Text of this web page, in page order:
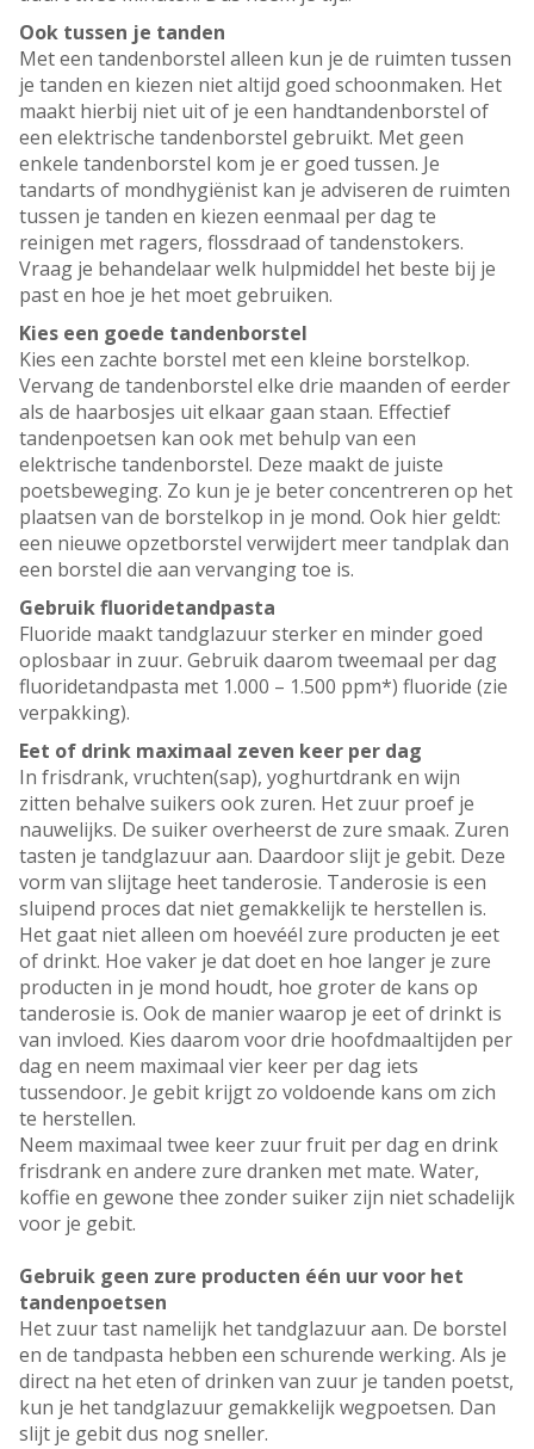
Ook tussen je tanden
Met een tandenborstel alleen kun je de ruimten tussen
je tanden en kiezen niet altijd goed schoonmaken. Het
maakt hierbij niet uit of je een handtandenborstel of
een elektrische tandenborstel gebruikt. Met geen
enkele tandenborstel kom je er goed tussen. Je
tandarts of mondhygiënist kan je adviseren de ruimten
tussen je tanden en kiezen eenmaal per dag te
reinigen met ragers, flossdraad of tandenstokers.
Vraag je behandelaar welk hulpmiddel het beste bij je
past en hoe je het moet gebruiken.
Kies een goede tandenborstel
Kies een zachte borstel met een kleine borstelkop.
Vervang de tandenborstel elke drie maanden of eerder
als de haarbosjes uit elkaar gaan staan. Effectief
tandenpoetsen kan ook met behulp van een
elektrische tandenborstel. Deze maakt de juiste
poetsbeweging. Zo kun je je beter concentreren op het
plaatsen van de borstelkop in je mond. Ook hier geldt:
een nieuwe opzetborstel verwijdert meer tandplak dan
een borstel die aan vervanging toe is.
Gebruik fluoridetandpasta
Fluoride maakt tandglazuur sterker en minder goed
oplosbaar in zuur. Gebruik daarom tweemaal per dag
fluoridetandpasta met 1.000 – 1.500 ppm*) fluoride (zie
verpakking).
Eet of drink maximaal zeven keer per dag
In frisdrank, vruchten(sap), yoghurtdrank en wijn
zitten behalve suikers ook zuren. Het zuur proef je
nauwelijks. De suiker overheerst de zure smaak. Zuren
tasten je tandglazuur aan. Daardoor slijt je gebit. Deze
vorm van slijtage heet tanderosie. Tanderosie is een
sluipend proces dat niet gemakkelijk te herstellen is.
Het gaat niet alleen om hoevéél zure producten je eet
of drinkt. Hoe vaker je dat doet en hoe langer je zure
producten in je mond houdt, hoe groter de kans op
tanderosie is. Ook de manier waarop je eet of drinkt is
van invloed. Kies daarom voor drie hoofdmaaltijden per
dag en neem maximaal vier keer per dag iets
tussendoor. Je gebit krijgt zo voldoende kans om zich
te herstellen.
Neem maximaal twee keer zuur fruit per dag en drink
frisdrank en andere zure dranken met mate. Water,
koffie en gewone thee zonder suiker zijn niet schadelijk
voor je gebit.
Gebruik geen zure producten één uur voor het
tandenpoetsen
Het zuur tast namelijk het tandglazuur aan. De borstel
en de tandpasta hebben een schurende werking. Als je
direct na het eten of drinken van zuur je tanden poetst,
kun je het tandglazuur gemakkelijk wegpoetsen. Dan
slijt je gebit dus nog sneller.